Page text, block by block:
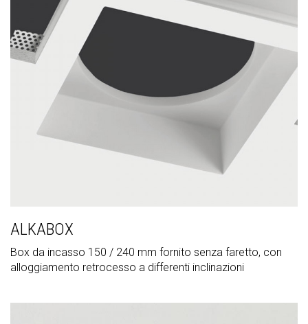
ALKABOX
Box da incasso 150 / 240 mm fornito senza faretto, con
alloggiamento retrocesso a differenti inclinazioni